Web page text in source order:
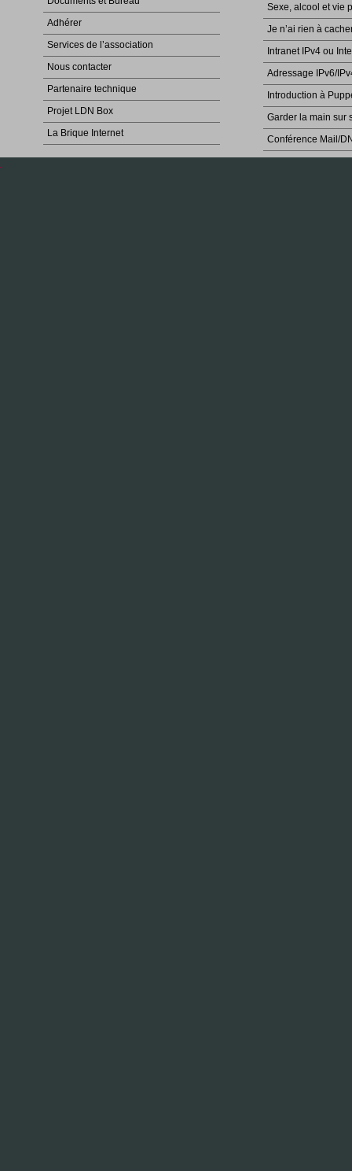
Adhérer
Services de l’association
Nous contacter
Partenaire technique
Projet LDN Box
La Brique Internet
Sexe, alcool et vie
Je n’ai rien à
Intranet IPv4 ou
Adressage IPv6/
Introduction à
Garder la main sur
Conférence Mail/